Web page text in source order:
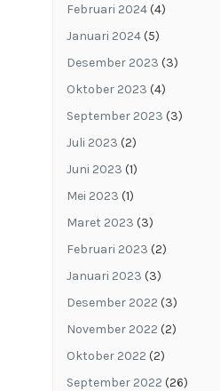
Februari 2024(4)
Januari 2024(5)
Desember 2023 (3)
Oktober 2023 (4)
September 2023 (3)
Juli 2023 (2)
Juni 2023 (1)
Mei 2023 (1)
Maret 2023 (3)
Februari 2023 (2)
Januari 2023 (3)
Desember 2022 (3)
November 2022 (2)
Oktober 2022 (2)
September 2022 (26)